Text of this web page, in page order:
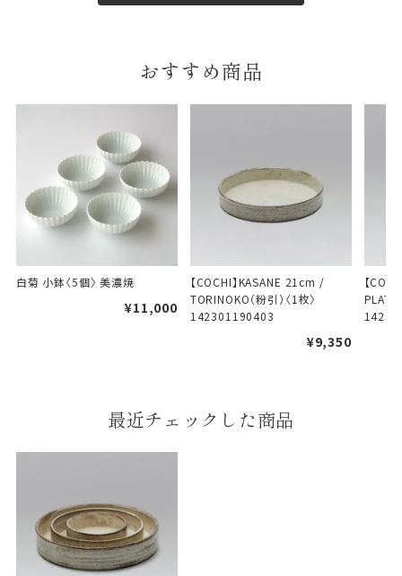
サイズ
14cm
袋のサイズは当店で最適なものをご用意いたしま
す。
ご提供枚数の上限はご注文商品数となります。
天掛け包装、ギフト袋対応の商品にはおつけでき
※犬猫時計には、手提袋をお付けできません
のしについてはこちらをご覧ください
おすすめ商品
白菊 小鉢〈5個〉 美濃焼
¥11,000
【COCHI】KASANE 21cm /
TORINOKO（粉引）〈1枚〉
142301190403
¥9,350
【
最近チェックした商品